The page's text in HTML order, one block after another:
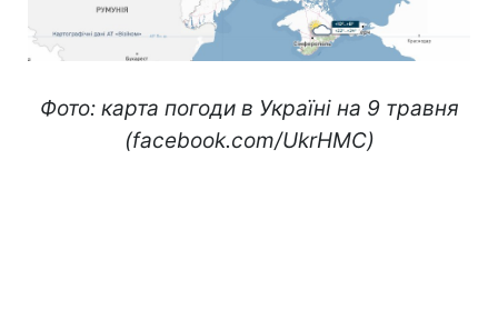
Фото: карта погоди в Україні на 9 травня
(facebook.com/UkrHMC)